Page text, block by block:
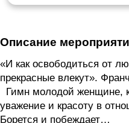
Описание
«И как освободиться от
прекрасные влекут».
Гимн молодой женщине,
уважение и красоту в
Борется и побеждает…